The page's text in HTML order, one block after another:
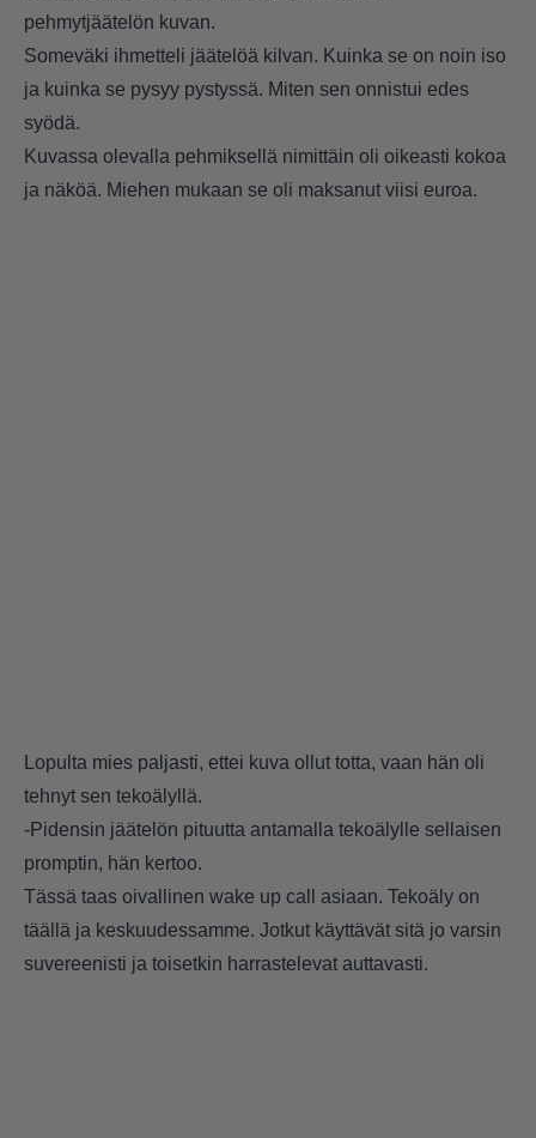
pehmytjäätelön kuvan.
Someväki ihmetteli jäätelöä kilvan. Kuinka se on noin iso
ja kuinka se pysyy pystyssä. Miten sen onnistui edes
syödä.
Kuvassa olevalla pehmiksellä nimittäin oli oikeasti kokoa
ja näköä. Miehen mukaan se oli maksanut viisi euroa.
Lopulta mies paljasti, ettei kuva ollut totta, vaan hän oli
tehnyt sen tekoälyllä.
-Pidensin jäätelön pituutta antamalla tekoälylle sellaisen
promptin, hän kertoo.
Tässä taas oivallinen wake up call asiaan. Tekoäly on
täällä ja keskuudessamme. Jotkut käyttävät sitä jo varsin
suvereenisti ja toisetkin harrastelevat auttavasti.